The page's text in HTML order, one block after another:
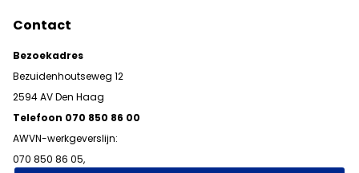
Contact
Bezoekadres
Bezuidenhoutseweg 12
2594 AV Den Haag
Telefoon 070 850 86 00
AWVN-werkgeverslijn:
070 850 86 05,